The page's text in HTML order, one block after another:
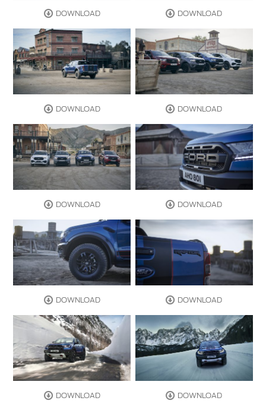
DOWNLOAD DOWNLOAD
DOWNLOAD DOWNLOAD
DOWNLOAD DOWNLOAD
DOWNLOAD DOWNLOAD
DOWNLOAD DOWNLOAD